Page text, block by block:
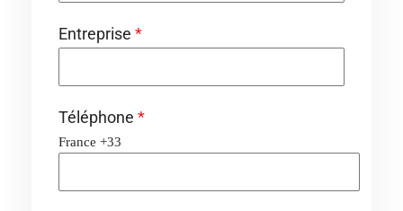
Entreprise *
Téléphone *
France +33